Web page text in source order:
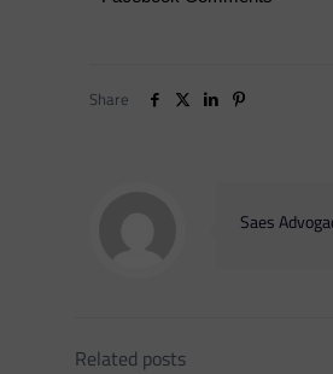
Share
Saes
Related posts